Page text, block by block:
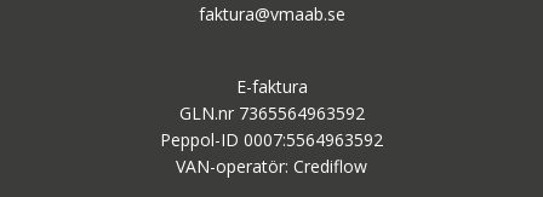
faktura@vmaab.se
E-faktura
GLN.nr 7365564963592
Peppol-ID 0007:5564963592
VAN-operatör: Crediflow